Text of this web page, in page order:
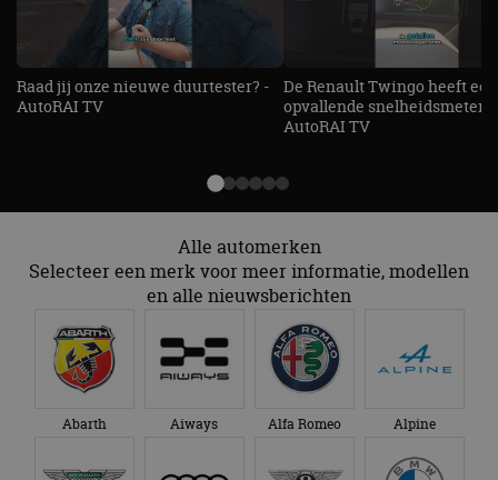
Raad jij onze nieuwe duurtester? -
AutoRAI TV
De Renault Twingo heeft een
opvallende snelheidsmeter! -
AutoRAI TV
Alle automerken
Selecteer een merk voor meer informatie, modellen
en alle nieuwsberichten
Abarth Aiways Alfa Romeo Alpine
bezoekers-, sessie-
en
te berekenen voor
de
analyserapporten
van de site.
1 jaar 1
IDE
Google LLC
.doubleclick.net
ingesteld door
Doubleclick en voert
informatie uit over
hoe de eindgebruiker
de website gebruikt
en over eventuele
advertenties die de